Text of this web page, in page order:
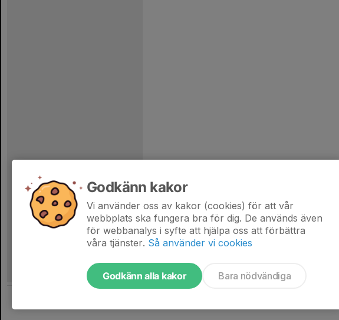
Godkänn kakor
Vi använder oss av kakor (cookies) för att vår
webbplats ska fungera bra för dig. De används även
för webbanalys i syfte att hjälpa oss att förbättra
våra tjänster. Så använder vi cookies
Godkänn alla kakor Bara nödvändiga